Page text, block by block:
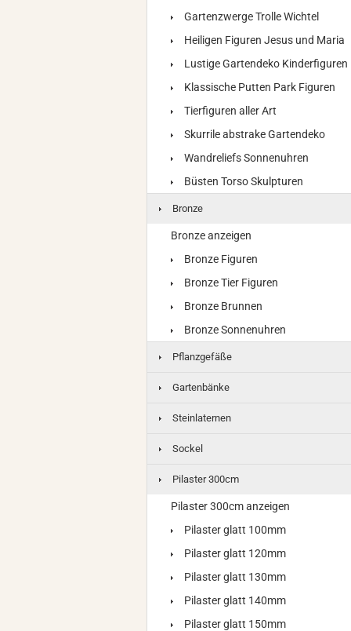
Gartenzwerge Trolle Wichtel
Heiligen Figuren Jesus und Maria
Lustige Gartendeko Kinderfiguren
Klassische Putten Park Figuren
Tierfiguren aller Art
Skurrile abstrake Gartendeko
Wandreliefs Sonnenuhren
Büsten Torso Skulpturen
Bronze
Bronze anzeigen
Bronze Figuren
Bronze Tier Figuren
Bronze Brunnen
Bronze Sonnenuhren
Pflanzgefäße
Gartenbänke
Steinlaternen
Sockel
Pilaster 300cm
Pilaster 300cm anzeigen
Pilaster glatt 100mm
Pilaster glatt 120mm
Pilaster glatt 130mm
Pilaster glatt 140mm
Pilaster glatt 150mm